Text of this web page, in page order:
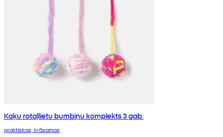
Kaķu rotaļlietu bumbiņu komplekts 3 gab.
praktiskas, krāsainas